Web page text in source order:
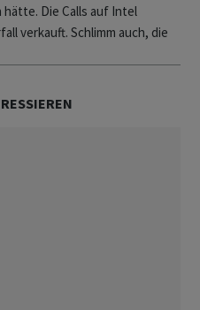
Die Calls auf Intel
verkauft. Schlimm auch, die